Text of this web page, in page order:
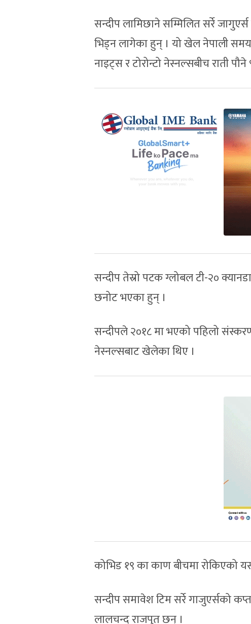
सन्दीप लामिछाने सम्मिलित सर्रे
भिड्न लागेका हुन् । यो खेल नेपाली
नाइट्स र टोरोन्टो नेस्नल्सबीच राती
सन्दीप तेस्रो पटक ग्लोबल टी-२०
छनोट भएका हुन् ।
सन्दीपले २०१८ मा भएको पहिलो
नेस्नल्सबाट खेलेका थिए ।
कोभिड १९ का काण बीचमा रोकिएको
सन्दीप समावेश टिम सर्रे गाजुएर्सको
लालचन्द राजपुत छन् ।